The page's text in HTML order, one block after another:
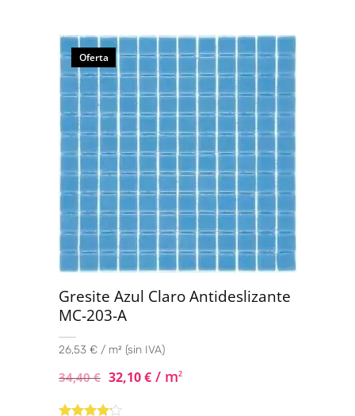
Oferta
Gresite Azul Claro Antideslizante
MC-203-A
26,53 € / m² (sin IVA)
34,40€ 32,10€ / m2